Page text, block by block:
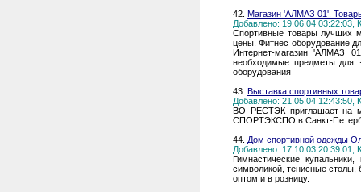
42. Магазин 'АЛМАЗ 01'.
Добавлено: 19.06.04 03:22:03,
Спортивные товары лучших
цены. Фитнес оборудование
Интернет-магазин 'АЛМАЗ
необходимые предметы для
оборудования
43. Выставка спортивных
Добавлено: 21.05.04 12:43:50,
ВО РЕСТЭК приглашает на
СПОРТЭКСПО в Санкт-
44. Дом спортивной одежды
Добавлено: 17.10.03 20:39:01,
Гимнастические
символикой, тенисные столы,
оптом и в розницу.